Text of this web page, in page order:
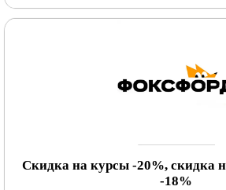
Скидка на курсы -20%, скидка
-18%